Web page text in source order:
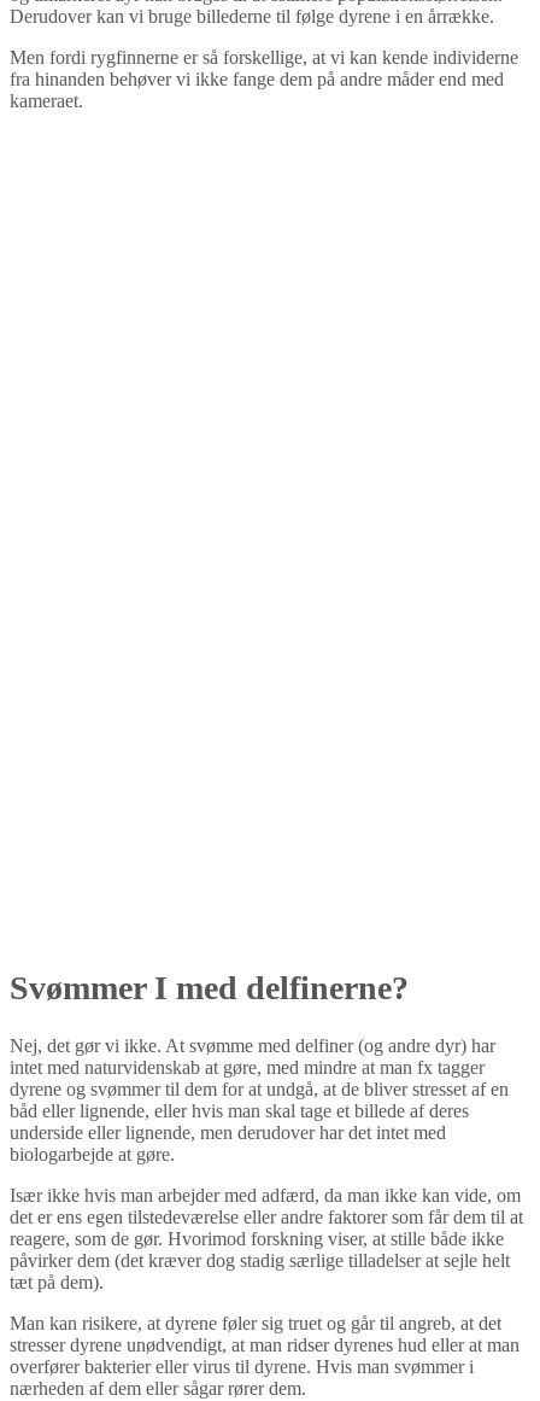
Derudover kan vi bruge billederne til følge dyrene i en årrække.
Men fordi rygfinnerne er så forskellige, at vi kan kende individerne
fra hinanden behøver vi ikke fange dem på andre måder end med
kameraet.
Svømmer I med delfinerne?
Nej, det gør vi ikke. At svømme med delfiner (og andre dyr) har
intet med naturvidenskab at gøre, med mindre at man fx tagger
dyrene og svømmer til dem for at undgå, at de bliver stresset af en
båd eller lignende, eller hvis man skal tage et billede af deres
underside eller lignende, men derudover har det intet med
biologarbejde at gøre.
Især ikke hvis man arbejder med adfærd, da man ikke kan vide, om
det er ens egen tilstedeværelse eller andre faktorer som får dem til at
reagere, som de gør. Hvorimod forskning viser, at stille både ikke
påvirker dem (det kræver dog stadig særlige tilladelser at sejle helt
tæt på dem).
Man kan risikere, at dyrene føler sig truet og går til angreb, at det
stresser dyrene unødvendigt, at man ridser dyrenes hud eller at man
overfører bakterier eller virus til dyrene. Hvis man svømmer i
nærheden af dem eller sågar rører dem.